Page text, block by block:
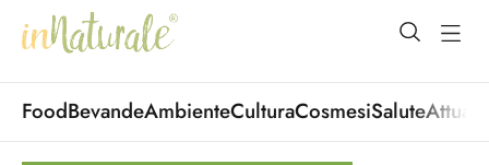
open
FoodBevandeAmbienteCulturaCosmesiSalute